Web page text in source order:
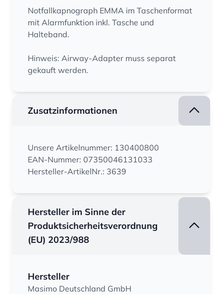
Notfallkapnograph EMMA im Taschenformat
mit Alarmfunktion inkl. Tasche und
Halteband.
Hinweis: Airway-Adapter muss separat
gekauft werden.
Zusatzinformationen
Unsere Artikelnummer: 130400800
EAN-Nummer: 07350046131033
Hersteller-ArtikelNr.: 3639
Hersteller im Sinne der
Produktsicherheitsverordnung
(EU) 2023/988
Hersteller
Masimo Deutschland GmbH